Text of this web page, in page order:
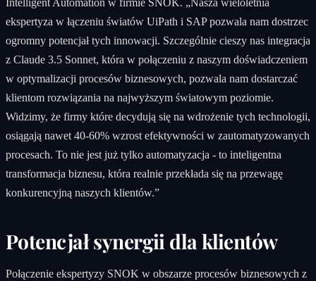
Intelligent Automation w firmie SNOK. „Nasza wieloletnia
ekspertyza w łączeniu światów UiPath i SAP pozwala nam dostrzec
ogromny potencjał tych innowacji. Szczególnie cieszy nas integracja
z Claude 3.5 Sonnet, która w połączeniu z naszym doświadczeniem
w optymalizacji procesów biznesowych, pozwala nam dostarczać
klientom rozwiązania na najwyższym światowym poziomie.
Widzimy, że firmy które decydują się na wdrożenie tych technologii,
osiągają nawet 40-60% wzrost efektywności w zautomatyzowanych
procesach. To nie jest już tylko automatyzacja - to inteligentna
transformacja biznesu, która realnie przekłada się na przewagę
konkurencyjną naszych klientów.”
Potencjał synergii dla klientów
Połączenie ekspertyzy SNOK w obszarze procesów biznesowych z